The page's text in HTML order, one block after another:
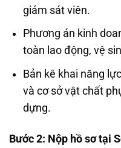
giám sát viên.
Phương án kinh
toàn lao động, vệ
Bản kê khai năng
và cơ sở vật chất
dựng.
Bước 2: Nộp hồ sơ tại